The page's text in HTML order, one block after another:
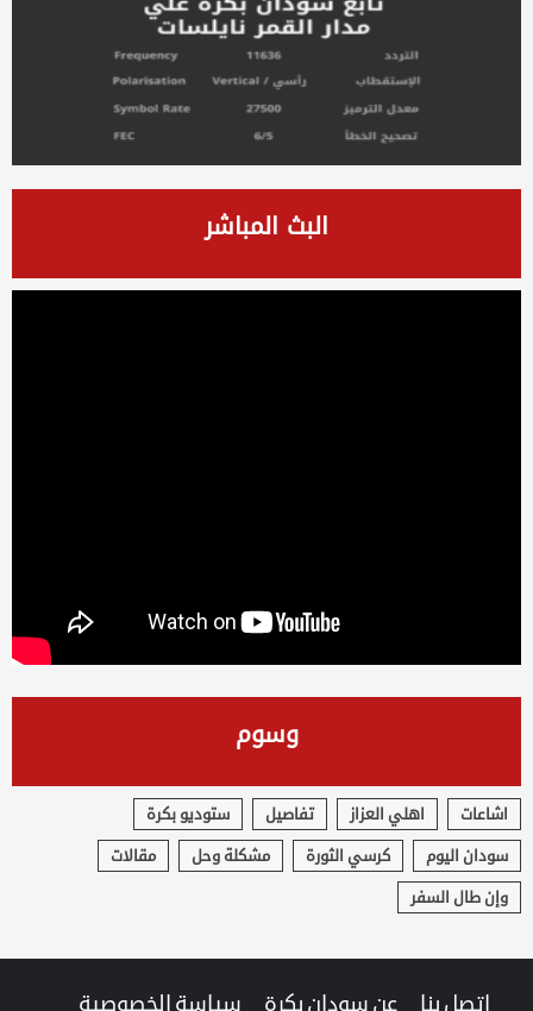
البث المباشر
وسوم
اشاعات اهلي العزاز تفاصيل ستوديو بكرة
سودان اليوم كرسي الثورة مشكلة وحل مقالات
وإن طال السفر
اتصل بنا عن سودان بكرة سياسة الخصوصية